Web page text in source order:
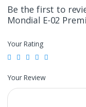
Be the first to
Mondial E-02
Your Rating
Your Review